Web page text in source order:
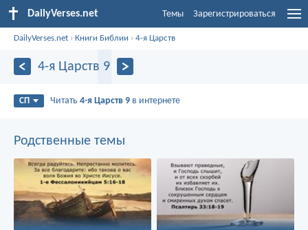
DailyVerses.net Темы Зарегистрироваться
DailyVerses.net ›Книги Библии ›4-я Царств
4-я Царств 9
СП Читать4-я Царств 9 в интернете
Родственные темы